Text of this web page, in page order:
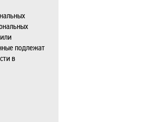
подлежат
в